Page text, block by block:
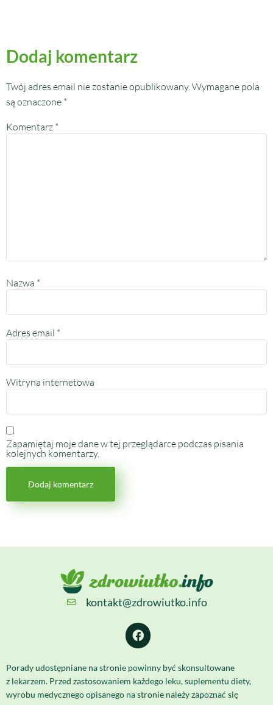
Dodaj komentarz
Twój adres email nie zostanie opublikowany. Wymagane pola
są oznaczone *
Komentarz *
Nazwa *
Adres email *
Witryna internetowa
Zapamiętaj moje dane w tej przeglądarce podczas pisania
kolejnych komentarzy.
kontakt@zdrowiutko.info
Porady udostępniane na stronie powinny być skonsultowane
z lekarzem. Przed zastosowaniem każdego leku, suplementu diety,
wyrobu medycznego opisanego na stronie należy zapoznać się